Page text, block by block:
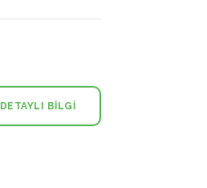
DETAYLI BILGI